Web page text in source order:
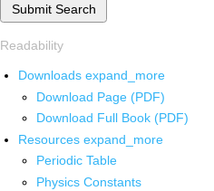
Submit Search
Readability
Downloads expand_more
Download Page (PDF)
Download Full Book (PDF)
Resources expand_more
Periodic Table
Physics Constants